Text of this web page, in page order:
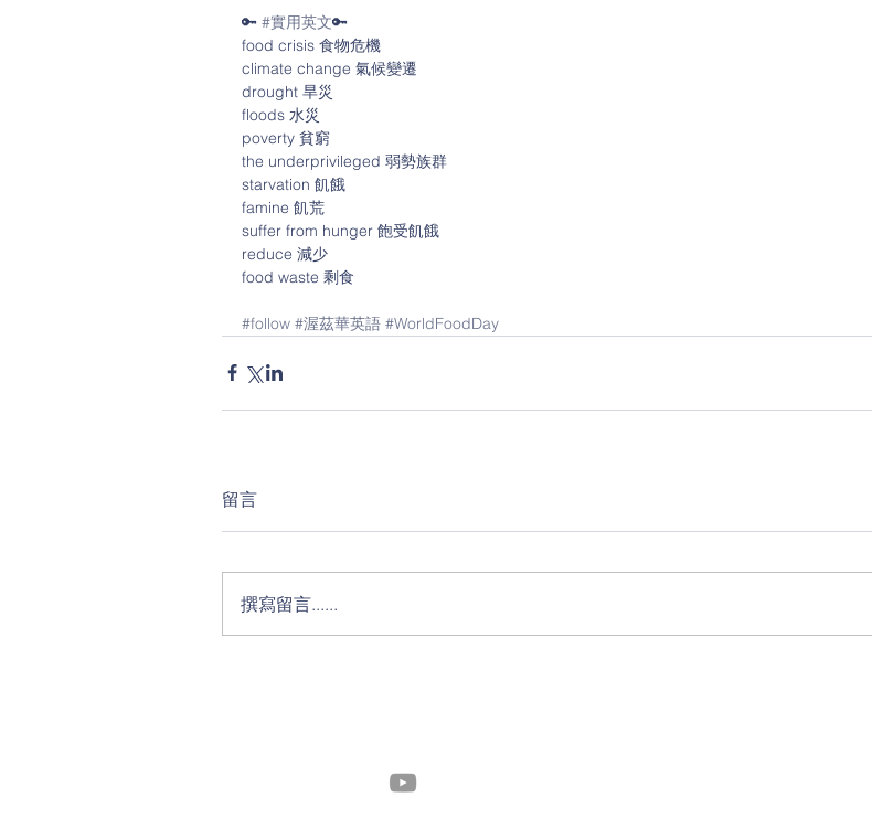
🔑 #實用英文🔑
food crisis 食物危機
climate change 氣候變遷
drought 旱災
floods 水災
poverty 貧窮
the underprivileged 弱勢族群
starvation 飢餓
famine 飢荒
suffer from hunger 飽受飢餓
reduce 減少
food waste 剩食
#follow #渥茲華英語 #WorldFoodDay
留言
撰寫留言......